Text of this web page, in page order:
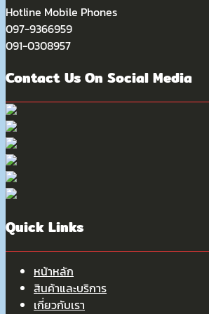
Hotline Mobile Phones
097-9366959
091-0308957
Contact Us On Social Media
Quick Links
หน้าหลัก
สินค้าและบริการ
เกี่ยวกับเรา